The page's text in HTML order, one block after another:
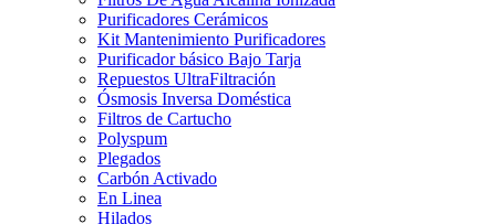
Purificadores Cerámicos
Kit Mantenimiento Purificadores
Purificador básico Bajo Tarja
Repuestos UltraFiltración
Ósmosis Inversa Doméstica
Filtros de Cartucho
Polyspum
Plegados
Carbón Activado
En Linea
Hilados